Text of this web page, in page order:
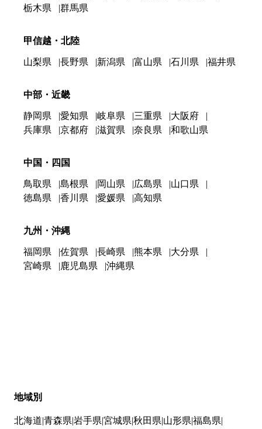
栃木県
群馬県
甲信越・北陸
山梨県 長野県 新潟県 富山県 石川県 福井県
中部・近畿
静岡県 愛知県 岐阜県 三重県
大阪府
兵庫県
京都府 滋賀県 奈良県 和歌山県
中国・四国
鳥取県 島根県 岡山県 広島県
山口県
徳島県
香川県 愛媛県 高知県
九州・沖縄
福岡県 佐賀県 長崎県 熊本県
大分県
宮崎県
鹿児島県 沖縄県
地域別
北海道 青森県 岩手県 宮城県 秋田県 山形県 福島県